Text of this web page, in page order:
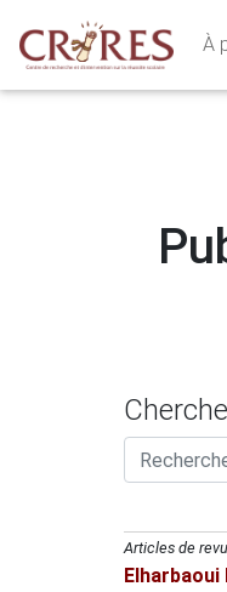
À
Articles de
Elharbaoui